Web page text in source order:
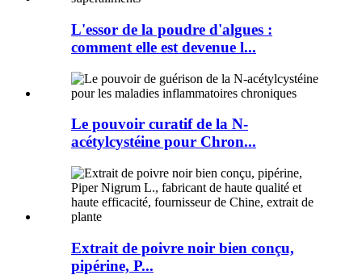
L'essor de la poudre d'algues :
comment elle est devenue l...
Le pouvoir curatif de la N-
acétylcystéine pour Chron...
Extrait de poivre noir bien conçu,
pipérine, P...